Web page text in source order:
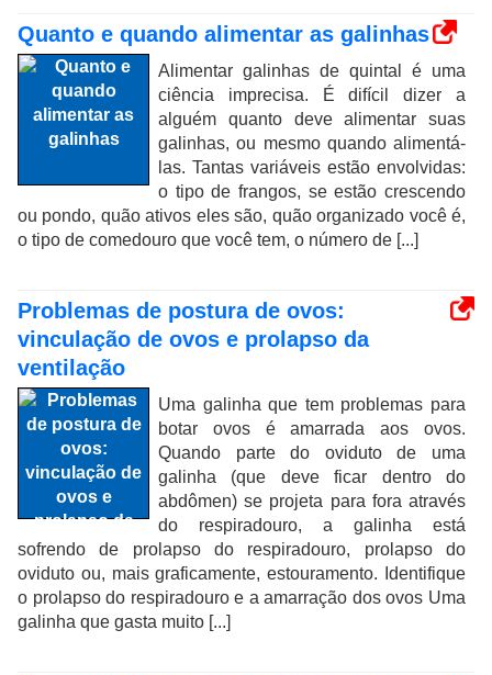
Quanto e quando alimentar as galinhas
Alimentar galinhas de quintal é uma
ciência imprecisa. É difícil dizer a
alguém quanto deve alimentar suas
galinhas, ou mesmo quando alimentá-
las. Tantas variáveis ​​estão envolvidas:
o tipo de frangos, se estão crescendo
ou pondo, quão ativos eles são, quão organizado você é,
o tipo de comedouro que você tem, o número de [...]
Problemas de postura de ovos:
vinculação de ovos e prolapso da
ventilação
Uma galinha que tem problemas para
botar ovos é amarrada aos ovos.
Quando parte do oviduto de uma
galinha (que deve ficar dentro do
abdômen) se projeta para fora através
do respiradouro, a galinha está
sofrendo de prolapso do respiradouro, prolapso do
oviduto ou, mais graficamente, estouramento. Identifique
o prolapso do respiradouro e a amarração dos ovos Uma
galinha que gasta muito [...]